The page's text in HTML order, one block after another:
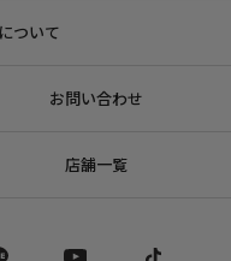
ついて
お問い合わせ
店舗一覧